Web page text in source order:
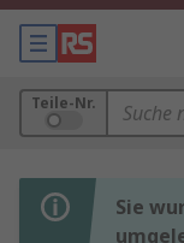
Teile-Nr.
Sie